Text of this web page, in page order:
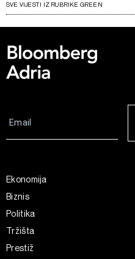
SVE VIJESTI IZ RUBRIKE GREEN
Ekonomija
Biznis
Politika
Tržišta
Prestiž